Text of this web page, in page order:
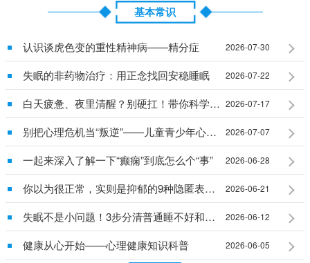
基本常识
认识谈虎色变的重性精神病——精分症 2026-07-30
失眠的非药物治疗：用正念找回安稳睡眠 2026-07-22
白天疲惫、夜里清醒？别硬扛！带你科学搞定慢性失眠 2026-07-17
别把心理危机当“叛逆”——儿童青少年心理问题早识别早干预 2026-07-07
一起来深入了解一下“癫痫”到底怎么个“事” 2026-06-28
你以为很正常，实则是抑郁的9种隐匿表现，大多数人都忽视了 2026-06-21
失眠不是小问题！3步分清普通睡不好和真失眠 2026-06-12
健康从心开始——心理健康知识科普 2026-06-05